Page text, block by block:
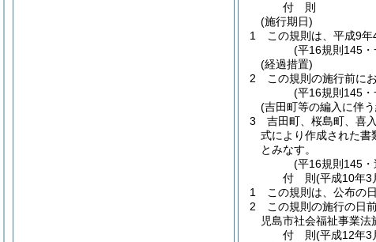
付 則
(施行期日)
1
この規則は、平成9年
(平16規則145・
(経過措置)
2
この規則の施行前に
(平16規則145・
(吉田町等の編入に伴
3
吉田町、桜島町、喜
式により作成された書
とみなす。
(平16規則145・
付 則(平成10年3
1
この規則は、公布の
2
この規則の施行の日
児島市社会福祉事業法
付 則(平成12年3